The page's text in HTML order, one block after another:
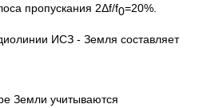
пропускания 2Δf/f0=20%.
ИСЗ - Земля составляет
Земли учитываются